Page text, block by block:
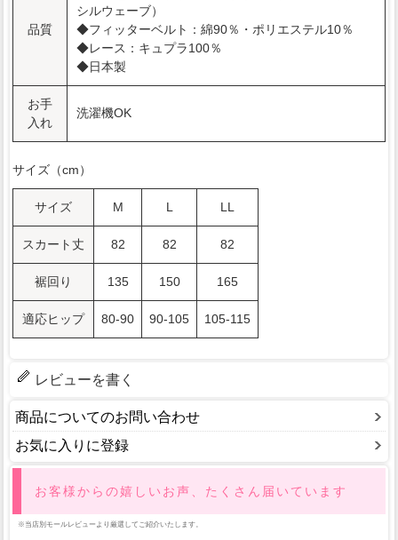
品質
シルウェーブ）
◆フィッターベルト：綿90％・ポリエステル10％
◆レース：キュプラ100％
◆日本製
お手
入れ
洗濯機OK
サイズ（cm）
サイズ M L LL
スカート丈 82 82 82
裾回り 135 150 165
適応ヒップ 80-90 90-105 105-115
レビューを書く
商品についてのお問い合わせ
お気に入りに登録
お客様からの嬉しいお声、たくさん届いています
※当店別モールレビューより厳選してご紹介いたします。